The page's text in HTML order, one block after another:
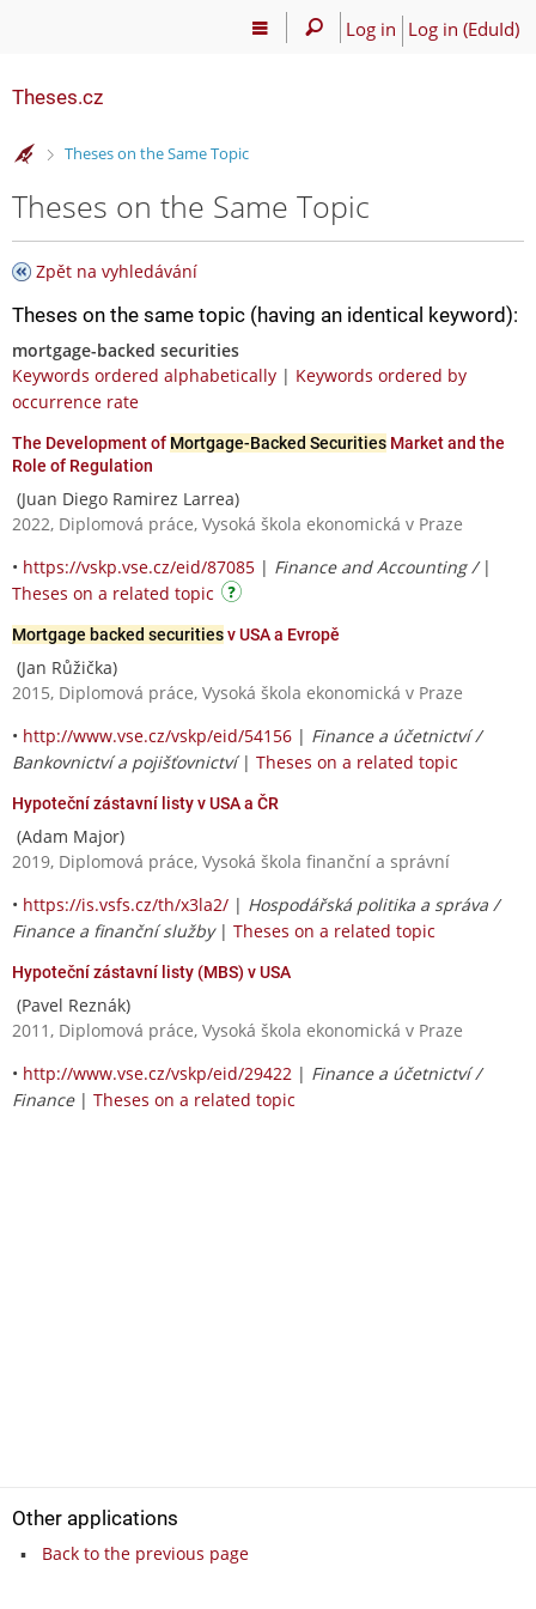
Log in Log in (EduId)
Theses.cz
>
Theses on the Same Topic
Theses on the Same Topic
Zpět na vyhledávání
Theses on the same topic (having an identical keyword):
mortgage-backed securities
Keywords ordered alphabetically | Keywords ordered by
occurrence rate
The Development of Mortgage-Backed Securities Market and the
Role of Regulation
(Juan Diego Ramirez Larrea)
2022, Diplomová práce, Vysoká škola ekonomická v Praze
• https://vskp.vse.cz/eid/87085 | Finance and Accounting / |
Theses on a related topic
Mortgage backed securitiesv USA a Evropě
(Jan Růžička)
2015, Diplomová práce, Vysoká škola ekonomická v Praze
• http://www.vse.cz/vskp/eid/54156 | Finance a účetnictví /
Bankovnictví a pojišťovnictví| Theses on a related topic
Hypoteční zástavní listy v USA a ČR
(Adam Major)
2019, Diplomová práce, Vysoká škola finanční a správní
• https://is.vsfs.cz/th/x3la2/ | Hospodářská politika a správa /
Finance a finanční služby| Theses on a related topic
Hypoteční zástavní listy (MBS) v USA
(Pavel Reznák)
2011, Diplomová práce, Vysoká škola ekonomická v Praze
• http://www.vse.cz/vskp/eid/29422 | Finance a účetnictví /
Finance| Theses on a related topic
Other applications
Back to the previous page